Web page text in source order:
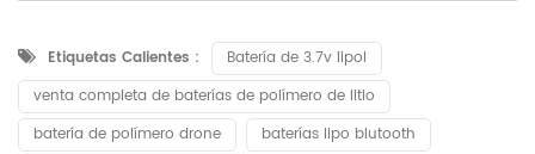
Etiquetas Calientes :
Batería de 3.7v lipol
venta completa de baterías de polímero de litio
batería de polímero drone
baterías lipo blutooth